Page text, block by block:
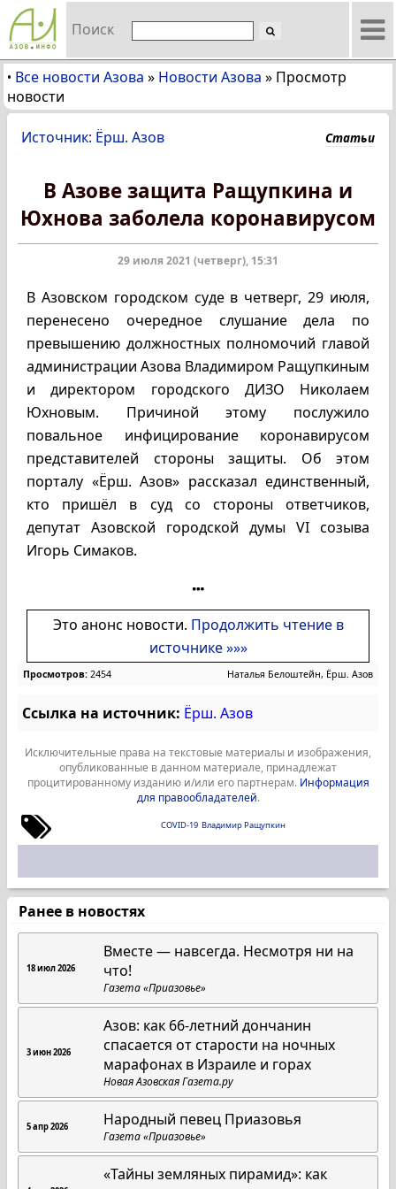
Поиск
• Все новости Азова » Новости Азова » Просмотр
новости
Источник: Ёрш. Азов Статьи
В Азове защита Ращупкина и
Юхнова заболела коронавирусом
29 июля 2021 (четверг), 15:31
В Азовском городском суде в четверг, 29 июля,
перенесено очередное слушание дела по
превышению должностных полномочий главой
администрации Азова Владимиром Ращупкиным
и директором городского ДИЗО Николаем
Юхновым. Причиной этому послужило
повальное инфицирование коронавирусом
представителей стороны защиты. Об этом
порталу «Ёрш. Азов» рассказал единственный,
кто пришёл в суд со стороны ответчиков,
депутат Азовской городской думы VI созыва
Игорь Симаков.
Это анонс новости. Продолжить чтение в
источнике »»»
Просмотров: 2454 Наталья Белоштейн, Ёрш. Азов
Ссылка на источник: Ёрш. Азов
Исключительные права на текстовые материалы и изображения,
опубликованные в данном материале, принадлежат
процитированному изданию и/или его партнерам. Информация
для правообладателей.
COVID-19 Владимир Ращупкин
Ранее в новостях
18 июл 2026
Вместе — навсегда. Несмотря ни на
что!
Газета «Приазовье»
3 июн 2026
Азов: как 66-летний дончанин
спасается от старости на ночных
марафонах в Израиле и горах
Новая Азовская Газета.ру
5 апр 2026 Народный певец Приазовья
Газета «Приазовье»
«Тайны земляных пирамид»: как